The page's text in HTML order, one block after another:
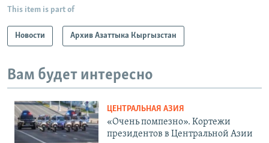
This item is part of
Новости Архив Азаттыка Кыргызстан
Вам будет интересно
ЦЕНТРАЛЬНАЯ АЗИЯ
«Очень помпезно». Кортежи
президентов в Центральной Азии